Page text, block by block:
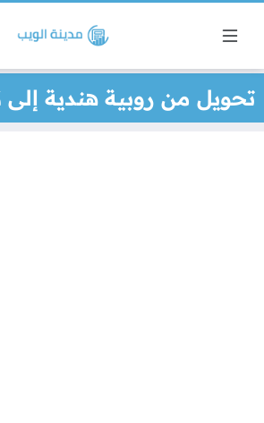
تحويل من روبية هندية إلى